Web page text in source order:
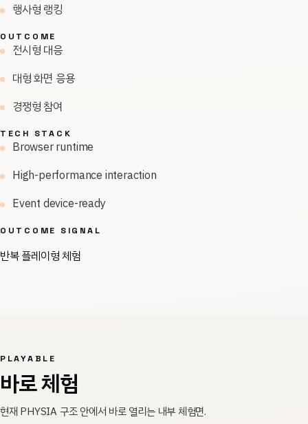
행사형 랭킹
OUTCOME
전시형 대응
대형 화면 응용
경쟁형 참여
TECH STACK
Browser runtime
High-performance interaction
Event device-ready
OUTCOME SIGNAL
반복 플레이형 체험
PLAYABLE
바로 체험
현재 PHYSIA 구조 안에서 바로 열리는 내부 체험면.